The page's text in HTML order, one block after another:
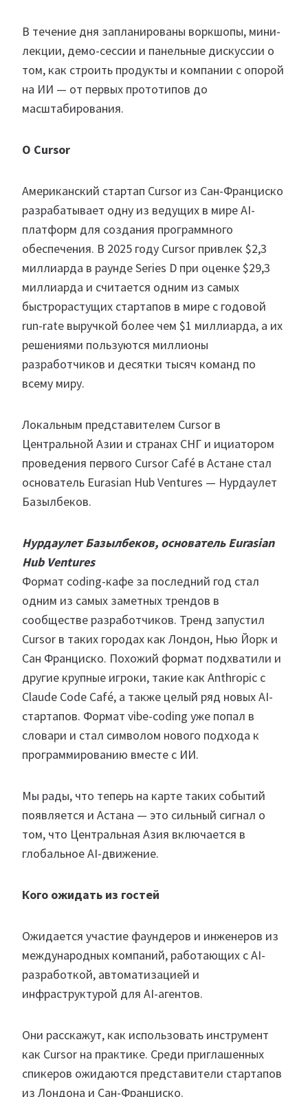
В течение дня запланированы воркшопы, мини-
лекции, демо-сессии и панельные дискуссии о
том, как строить продукты и компании с опорой
на ИИ — от первых прототипов до
масштабирования.
О Cursor
Американский стартап Cursor из Сан-Франциско
разрабатывает одну из ведущих в мире AI-
платформ для создания программного
обеспечения. В 2025 году Cursor привлек $2,3
миллиарда в раунде Series D при оценке $29,3
миллиарда и считается одним из самых
быстрорастущих стартапов в мире с годовой
run-rate выручкой более чем $1 миллиарда, а их
решениями пользуются миллионы
разработчиков и десятки тысяч команд по
всему миру.
Локальным представителем Cursor в
Центральной Азии и странах СНГ и ициатором
проведения первого Cursor Café в Астане стал
основатель Eurasian Hub Ventures — Нурдаулет
Базылбеков.
Нурдаулет Базылбеков, основатель Eurasian
Hub Ventures
Формат coding-кафе за последний год стал
одним из самых заметных трендов в
сообществе разработчиков. Тренд запустил
Cursor в таких городах как Лондон, Нью Йорк и
Сан Франциско. Похожий формат подхватили и
другие крупные игроки, такие как Anthropic с
Claude Code Café, а также целый ряд новых AI-
стартапов. Формат vibe-coding уже попал в
словари и стал символом нового подхода к
программированию вместе с ИИ.
Мы рады, что теперь на карте таких событий
появляется и Астана — это сильный сигнал о
том, что Центральная Азия включается в
глобальное AI-движение.
Кого ожидать из гостей
Ожидается участие фаундеров и инженеров из
международных компаний, работающих с AI-
разработкой, автоматизацией и
инфраструктурой для AI-агентов.
Они расскажут, как использовать инструмент
как Cursor на практике. Среди приглашенных
спикеров ожидаются представители стартапов
из Лондона и Сан-Франциско.